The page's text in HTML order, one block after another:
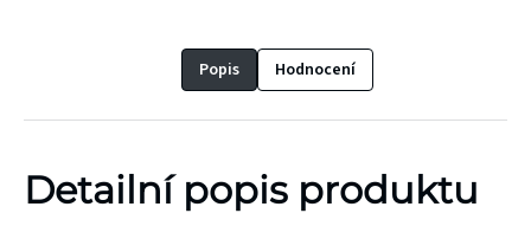
Popis Hodnocení
Detailní popis produktu